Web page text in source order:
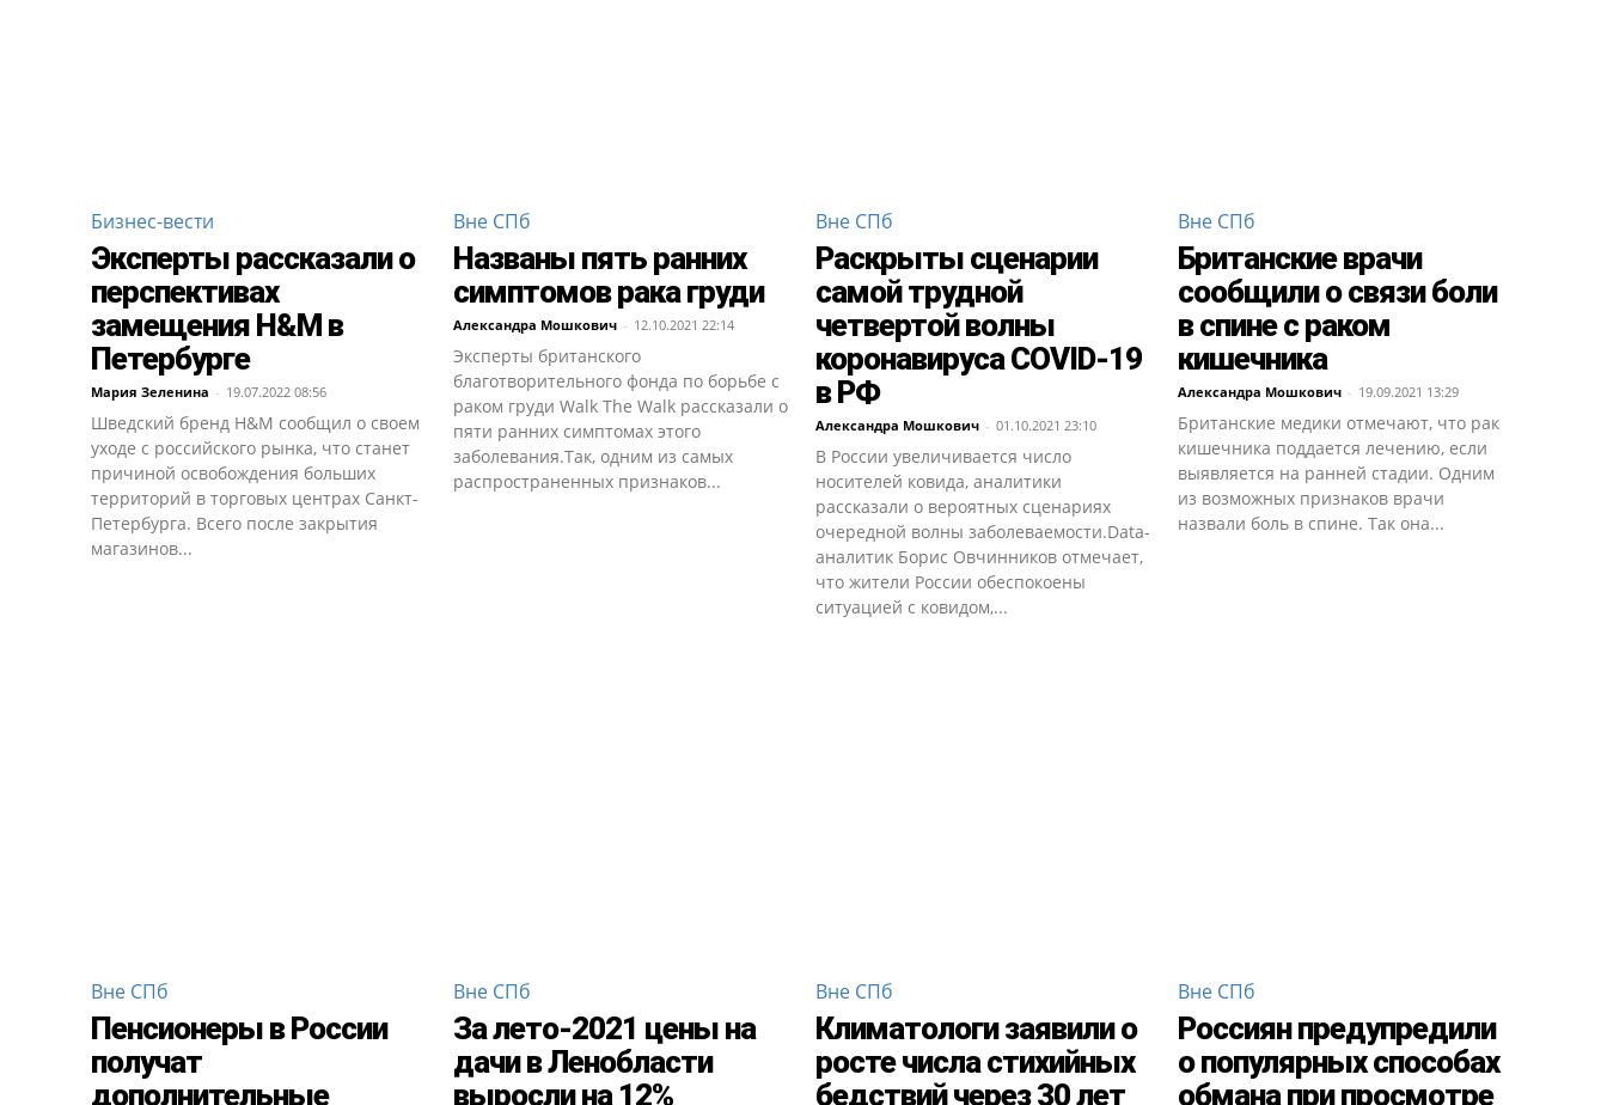
Бизнес-вести
Эксперты рассказали о
перспективах
замещения H&M в
Петербурге
Мария Зеленина - 19.07.2022 08:56
Шведский бренд H&M сообщил о своем
уходе с российского рынка, что станет
причиной освобождения больших
территорий в торговых центрах Санкт-
Петербурга. Всего после закрытия
магазинов...
Вне СПб
Названы пять ранних
симптомов рака груди
Александра Мошкович - 12.10.2021 22:14
Эксперты британского
благотворительного фонда по борьбе с
раком груди Walk The Walk рассказали о
пяти ранних симптомах этого
заболевания.Так, одним из самых
распространенных признаков...
Вне СПб
Раскрыты сценарии
самой трудной
четвертой волны
коронавируса COVID-19
в РФ
Александра Мошкович - 01.10.2021 23:10
В России увеличивается число
носителей ковида, аналитики
рассказали о вероятных сценариях
очередной волны заболеваемости.Data-
аналитик Борис Овчинников отмечает,
что жители России обеспокоены
ситуацией с ковидом,...
Вне СПб
Британские врачи
сообщили о связи боли
в спине с раком
кишечника
Александра Мошкович - 19.09.2021 13:29
Британские медики отмечают, что рак
кишечника поддается лечению, если
выявляется на ранней стадии. Одним
из возможных признаков врачи
назвали боль в спине. Так она...
Вне СПб
Пенсионеры в России
получат
дополнительные
Вне СПб
За лето-2021 цены на
дачи в Ленобласти
выросли на 12%
Вне СПб
Климатологи заявили о
росте числа стихийных
бедствий через 30 лет
Вне СПб
Россиян предупредили
о популярных способах
обмана при просмотре